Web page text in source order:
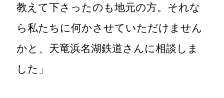
教えて下さったのも地元の方。それな
ら私たちに何かさせていただけません
かと、天竜浜名湖鉄道さんに相談しま
した」